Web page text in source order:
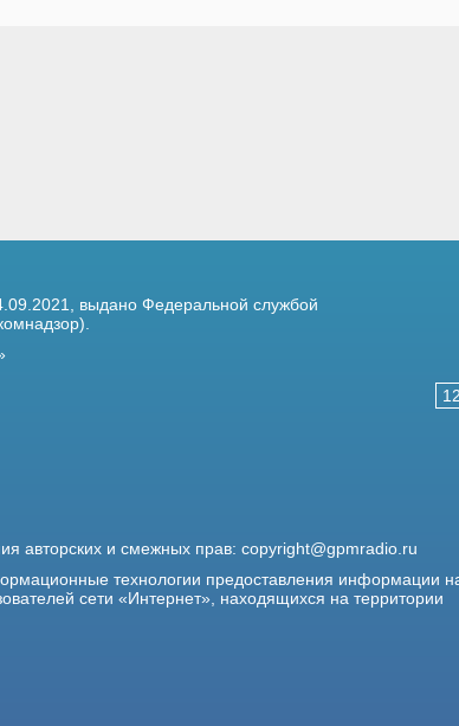
выдано Федеральной службой
авторских и смежных прав: copyright@gpmradio.ru
технологии предоставления информации
сети «Интернет», находящихся на территории